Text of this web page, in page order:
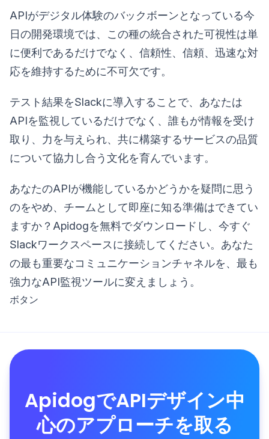
APIがデジタル体験のバックボーンとなっている今
日の開発環境では、この種の統合された可視性は単
に便利であるだけでなく、信頼性、信頼、迅速な対
応を維持するために不可欠です。
テスト結果をSlackに導入することで、あなたは
APIを監視しているだけでなく、誰もが情報を受け
取り、力を与えられ、共に構築するサービスの品質
について協力し合う文化を育んでいます。
あなたのAPIが機能しているかどうかを疑問に思う
のをやめ、チームとして即座に知る準備はできてい
ますか？Apidogを無料でダウンロードし、今すぐ
Slackワークスペースに接続してください。あなた
の最も重要なコミュニケーションチャネルを、最も
強力なAPI監視ツールに変えましょう。
ボタン
ApidogでAPIデザイン中
心のアプローチを取る